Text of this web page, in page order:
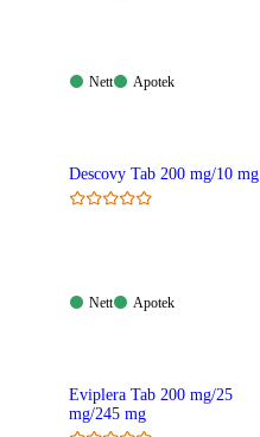
Nett:
Nett
Apotek:
Apotek
Descovy Tab 200 mg/10 mg
Nett:
Nett
Apotek:
Apotek
Eviplera Tab 200 mg/25
mg/245 mg